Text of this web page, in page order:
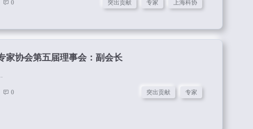
工作党委人力资源处处长王杰弘 中共上海市委统战部党外干部处副
作交流工作党委组织干部处副处长陈丽君中共上海市国资委领导干
0 突出贡献 专家 上海科协
家协会第五届理事会：副会长
0 突出贡献 专家